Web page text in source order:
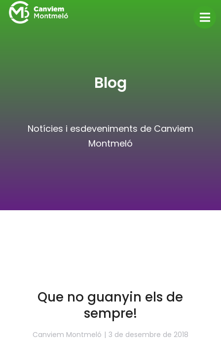
Blog
Notícies i esdeveniments de Canviem
Montmeló
Que no guanyin els de
sempre!
Canviem Montmeló 3 de desembre de 2018